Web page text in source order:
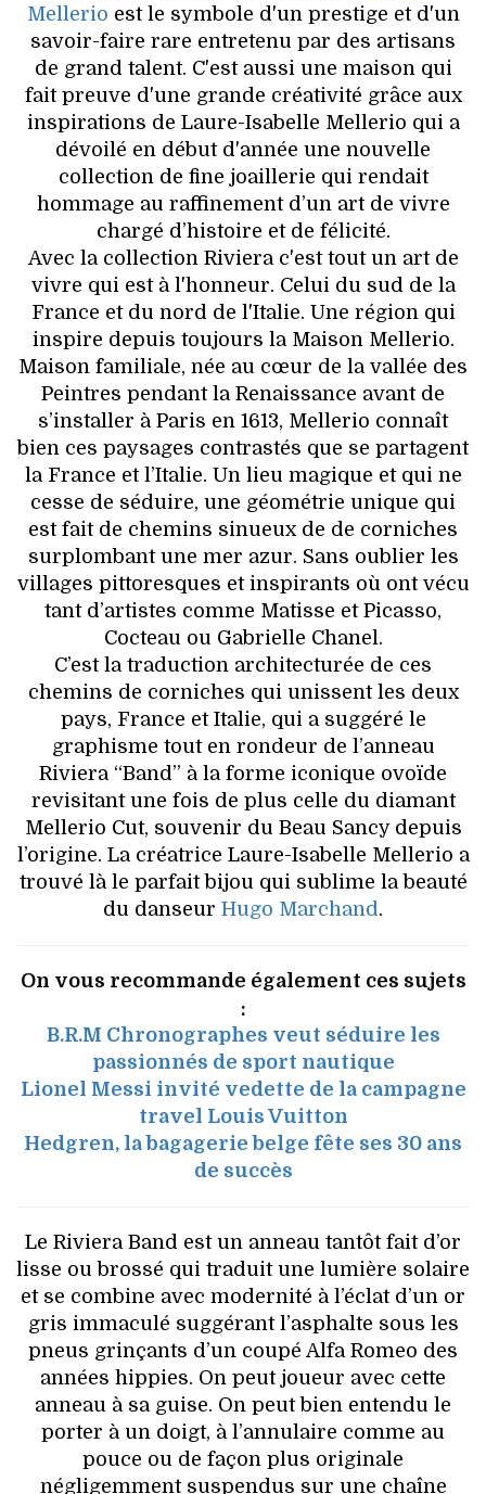
Mellerio est le symbole d'un prestige et d'un
savoir-faire rare entretenu par des artisans
de grand talent. C'est aussi une maison qui
fait preuve d'une grande créativité grâce aux
inspirations de Laure-Isabelle Mellerio qui a
dévoilé en début d'année une nouvelle
collection de fine joaillerie qui rendait
hommage au raffinement d’un art de vivre
chargé d’histoire et de félicité.
Avec la collection Riviera c'est tout un art de
vivre qui est à l'honneur. Celui du sud de la
France et du nord de l'Italie. Une région qui
inspire depuis toujours la Maison Mellerio.
Maison familiale, née au cœur de la vallée des
Peintres pendant la Renaissance avant de
s’installer à Paris en 1613, Mellerio connaît
bien ces paysages contrastés que se partagent
la France et l’Italie. Un lieu magique et qui ne
cesse de séduire, une géométrie unique qui
est fait de chemins sinueux de de corniches
surplombant une mer azur. Sans oublier les
villages pittoresques et inspirants où ont vécu
tant d’artistes comme Matisse et Picasso,
Cocteau ou Gabrielle Chanel.
C’est la traduction architecturée de ces
chemins de corniches qui unissent les deux
pays, France et Italie, qui a suggéré le
graphisme tout en rondeur de l’anneau
Riviera “Band” à la forme iconique ovoïde
revisitant une fois de plus celle du diamant
Mellerio Cut, souvenir du Beau Sancy depuis
l’origine. La créatrice Laure-Isabelle Mellerio a
trouvé là le parfait bijou qui sublime la beauté
du danseur Hugo Marchand.
On vous recommande également ces sujets
:
B.R.M Chronographes veut séduire les
passionnés de sport nautique
Lionel Messi invité vedette de la campagne
travel Louis Vuitton
Hedgren, la bagagerie belge fête ses 30 ans
de succès
Le Riviera Band est un anneau tantôt fait d’or
lisse ou brossé qui traduit une lumière solaire
et se combine avec modernité à l’éclat d’un or
gris immaculé suggérant l’asphalte sous les
pneus grinçants d’un coupé Alfa Romeo des
années hippies. On peut joueur avec cette
anneau à sa guise. On peut bien entendu le
porter à un doigt, à l’annulaire comme au
pouce ou de façon plus originale
négligemment suspendus sur une chaîne